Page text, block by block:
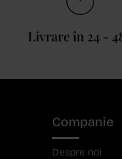
Livrare în 24 -
Companie
Despre noi